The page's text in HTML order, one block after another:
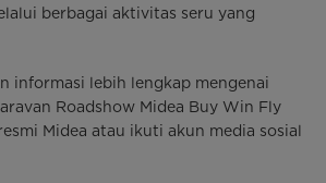
berbagai aktivitas seru yang
informasi lebih lengkap mengenai
Roadshow Midea Buy Win Fly
Midea atau ikuti akun media sosial